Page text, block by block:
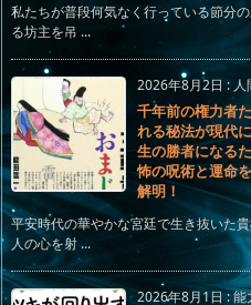
私たちが普段何気なく行っている節分
る坊主を吊 ...
2026年8月2日 :
千年前の権力者
れる秘法が現代
生の勝者になる
怖の呪術と運命
解明！
平安時代の華やかな宮廷で生き抜いた
人の心を射 ...
2026年8月1日:能